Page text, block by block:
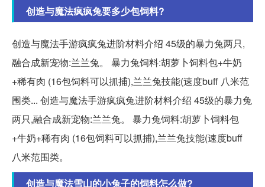
创造与魔法疯疯兔要多少包饲料?
创造与魔法手游疯疯兔进阶材料介绍 45级的暴力兔两只,
融合成新宠物:兰兰兔。 暴力兔饲料:胡萝卜饲料包+牛奶
+稀有肉 (16包饲料可以抓捕),兰兰兔技能(速度buff 八米范
围类... 创造与魔法手游疯疯兔进阶材料介绍 45级的暴力兔
两只,融合成新宠物:兰兰兔。 暴力兔饲料:胡萝卜饲料包
+牛奶+稀有肉 (16包饲料可以抓捕),兰兰兔技能(速度buff
八米范围类。
创造与魔法雪山的小兔子的饲料怎么做?